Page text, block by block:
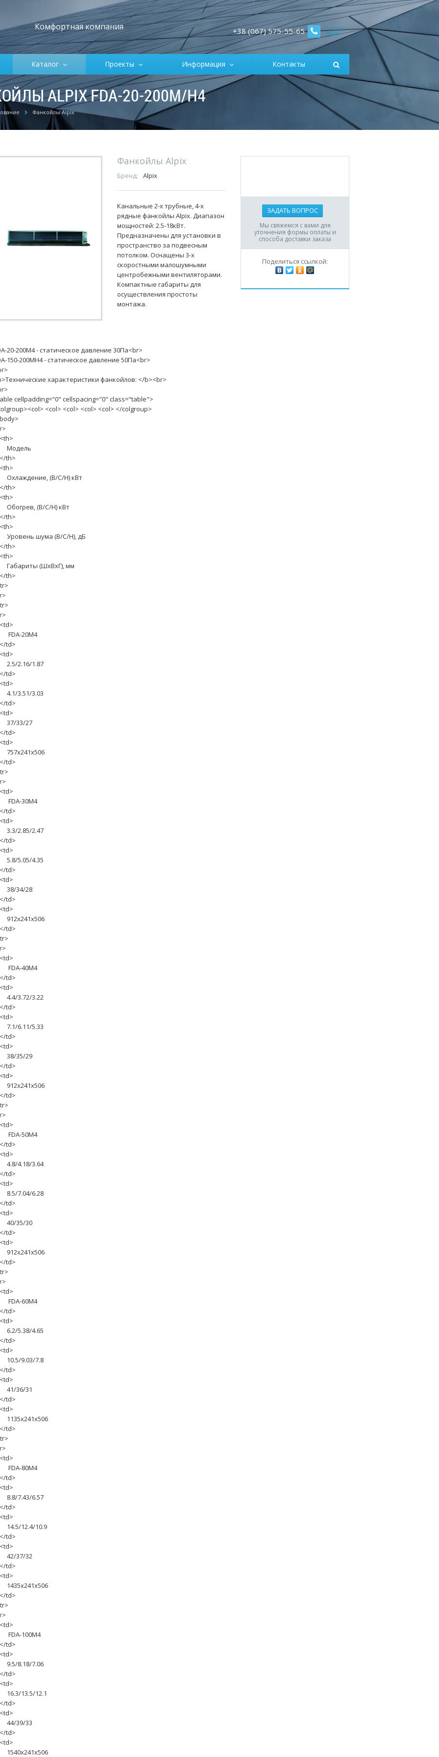
Комфортная компания Заказать
звонок
+38 (067) 575-55-65
Каталог Проекты Информация Контакты
ALPIX FDA-20-200M/H4
Фанкойлы Alpix
Фанкойлы Alpix
Бренд: Alpix
Канальные 2-х трубные, 4-х
рядные фанкойлы Alpix. Диапазон
мощностей: 2.5-18кВт.
Предназначены для установки в
пространство за подвесным
потолком. Оснащены 3-х
скоростными малошумными
центробежными вентиляторами.
Компактные габариты для
осуществления простоты
монтажа.
ЗАДАТЬ ВОПРОС
Мы свяжемся с вами для
уточнения формы оплаты и
способа доставки заказа
Поделиться ссылкой:
20-200M4 - статическое давление 30Па<br>
150-200MH4 - статическое давление 50Па<br>
характеристики фанкойлов: </b><br>
cellpadding="0" cellspacing="0" class="table">
<col> <col> <col> <col> </colgroup>
th>
(В/С/Н) кВт
th>
(В/С/Н) кВт
th>
шума (В/С/Н), дБ
th>
(ШхВхГ), мм
th>
20M4
td>
2.16/1.87
td>
3.51/3.03
td>
33/27
td>
td>
30M4
td>
2.85/2.47
td>
5.05/4.35
td>
34/28
td>
td>
40M4
td>
3.72/3.22
td>
6.11/5.33
td>
35/29
td>
td>
50M4
td>
4.18/3.64
td>
7.04/6.28
td>
35/30
td>
td>
60M4
td>
5.38/4.65
td>
9.03/7.8
td>
36/31
td>
td>
80M4
td>
7.43/6.57
td>
12.4/10.9
td>
37/32
td>
td>
100M4
td>
8.18/7.06
td>
13.5/12.1
td>
39/33
td>